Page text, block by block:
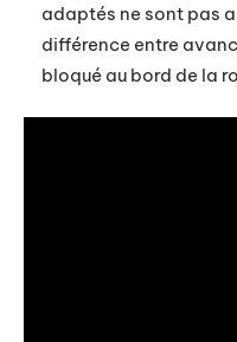
adaptés ne sont pas
différence entre
bloqué au bord de la